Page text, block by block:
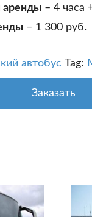
аренды– 4 часа
– 1 300 руб.
автобус Tag:
Заказать